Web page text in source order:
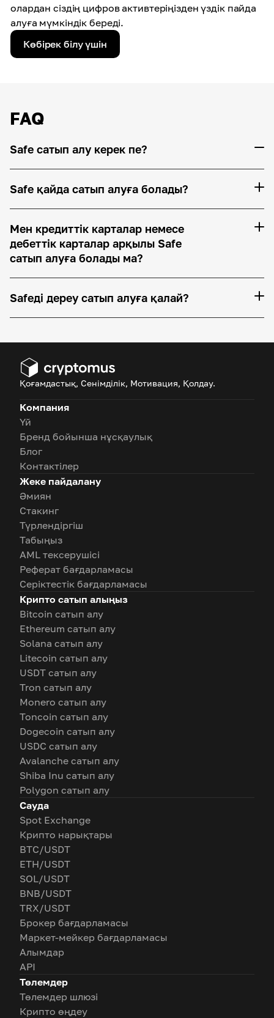
олардан сіздің цифров активтеріңізден үздік пайда
алуға мүмкіндік береді.
Көбірек білу үшін
FAQ
Safe сатып алу керек пе?
Safe қайда сатып алуға болады?
Мен кредиттік карталар немесе
дебеттік карталар арқылы Safe
сатып алуға болады ма?
Safeді дереу сатып алуға қалай?
Қоғамдастық, Сенімділік, Мотивация, Қолдау.
Компания
Үй
Бренд бойынша нұсқаулық
Блог
Контактілер
Жеке пайдалану
Әмиян
Стакинг
Түрлендіргіш
Табыңыз
AML тексерушісі
Реферат бағдарламасы
Серіктестік бағдарламасы
Крипто сатып алыңыз
Bitcoin сатып алу
Ethereum сатып алу
Solana сатып алу
Litecoin сатып алу
USDT сатып алу
Tron сатып алу
Monero сатып алу
Toncoin сатып алу
Dogecoin сатып алу
USDC сатып алу
Avalanche сатып алу
Shiba Inu сатып алу
Polygon сатып алу
Сауда
Spot Exchange
Крипто нарықтары
BTC/USDT
ETH/USDT
SOL/USDT
BNB/USDT
TRX/USDT
Брокер бағдарламасы
Маркет-мейкер бағдарламасы
Алымдар
API
Төлемдер
Төлемдер шлюзі
Крипто өңдеу